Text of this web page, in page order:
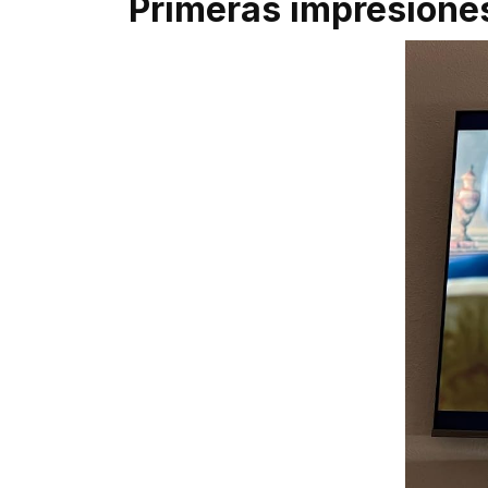
Primeras